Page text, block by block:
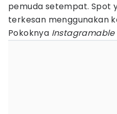
pemuda setempat. Spot
terkesan menggunakan
Pokoknya Instagramable